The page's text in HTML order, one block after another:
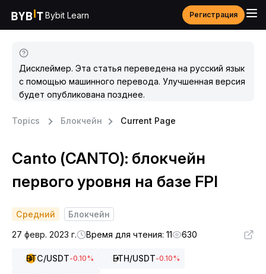
Bybit Learn Регистрация
Дисклеймер. Эта статья переведена на русский язык
с помощью машинного перевода. Улучшенная версия
будет опубликована позднее.
Topics Блокчейн Current Page
Canto (CANTO): блокчейн
первого уровня на базе FPI
Средний
Блокчейн
27 февр. 2023 г.
Время для чтения: 11 630
BTC/USDT-0.10% ETH/USDT-0.10%